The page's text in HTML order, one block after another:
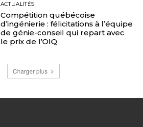
ACTUALITÉS
Compétition québécoise
d’ingénierie : félicitations à l’équipe
de génie-conseil qui repart avec
le prix de l’OIQ
Charger plus